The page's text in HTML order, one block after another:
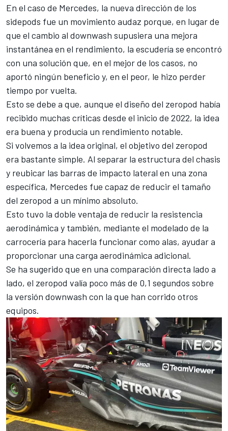
En el caso de Mercedes, la nueva dirección de los
sidepods fue un movimiento audaz porque, en lugar de
que el cambio al downwash supusiera una mejora
instantánea en el rendimiento, la escudería se encontró
con una solución que, en el mejor de los casos, no
aportó ningún beneficio y, en el peor, le hizo perder
tiempo por vuelta.
Esto se debe a que, aunque el diseño del zeropod había
recibido muchas críticas desde el inicio de 2022, la idea
era buena y producía un rendimiento notable.
Si volvemos a la idea original, el objetivo del zeropod
era bastante simple. Al separar la estructura del chasis
y reubicar las barras de impacto lateral en una zona
específica, Mercedes fue capaz de reducir el tamaño
del zeropod a un mínimo absoluto.
Esto tuvo la doble ventaja de reducir la resistencia
aerodinámica y también, mediante el modelado de la
carrocería para hacerla funcionar como alas, ayudar a
proporcionar una carga aerodinámica adicional.
Se ha sugerido que en una comparación directa lado a
lado, el zeropod valía poco más de 0,1 segundos sobre
la versión downwash con la que han corrido otros
equipos.